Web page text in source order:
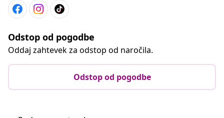
Odstop od pogodbe
Oddaj zahtevek za odstop od naročila.
Odstop od pogodbe